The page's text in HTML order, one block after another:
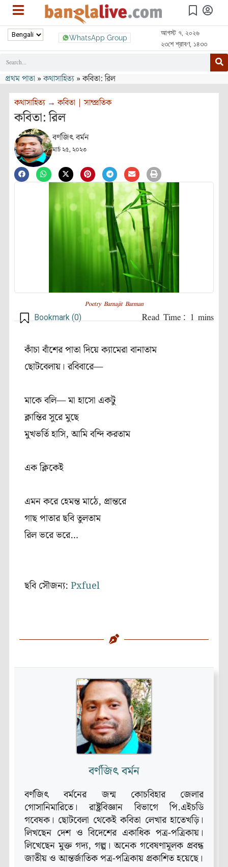
WhatsApp Group
আগস্ট ৭, ২০২৬
২৩শে শ্রাবণ, ১৪৩৩
প্রথম পাতা »কথাসাহিত্য »কবিতা: রিল
কথাসাহিত্য →কবিতা |সাম্প্রতিক
কবিতা: রিল
বর্ণজিৎ বর্মন
মার্চ ২৫, ২০২৩
Poetry Barnajit Barman
Bookmark (0)
কাঁচা বাঁশের পাতা দিয়ে ক্যামেরা বানাতাম
ছোটবেলায়। রবিবারে—
মাকে বলি—মা হাসো একটু
ক্লান্তির সুরে মুছে
মুখভর্তি হাসি, আমি বন্দি করতাম
এক ক্লিকেই
এমন করে হেমন্ত মাঠে, প্রান্তরে
গাছ পাতার ছবি তুলতাম
রিল ভরে ভরে…
ছবি সৌজন্য: Pxfuel
বর্ণজিৎ বর্মন
বর্ণজিৎ বর্মনের জন্ম কোচবিহার জেলার
গোসানিমারিতে। রাষ্ট্রবিজ্ঞান বিভাগে পি.এইচডি
গবেষক। ছোটবেলা থেকেই কবিতা লেখার হাতেখড়ি।
লিখছেন দেশ ও বিদেশের একাধিক পত্র-পত্রিকায়।
লিখেছেন মুক্ত গদ্য, গল্প। অনেক গবেষণামূলক প্রবন্ধ
জাতীয় ও আন্তর্জাতিক পত্র-পত্রিকায় প্রকাশিত হয়েছে।